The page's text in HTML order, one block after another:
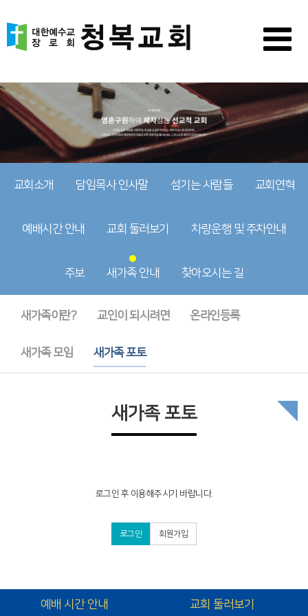
교회소개 담임목사 인사말 섬기는 사람들 교회연혁
예배시간 안내 교회 둘러보기 차량운행 및 주차안내
주보 새가족 안내 찾아오시는 길
새가족이란? 교인이 되시려면 온라인등록
새가족 모임 새가족 포토
새가족 포토
로그인 후 이용해주시기 바랍니다.
로그인 회원가입
예배 시간 안내 교회 둘러보기